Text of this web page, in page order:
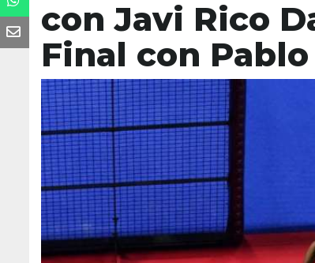
con Javi Rico
Final con